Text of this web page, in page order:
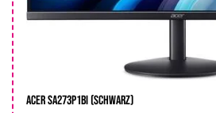
Acer SA273P1bi (Schwarz)